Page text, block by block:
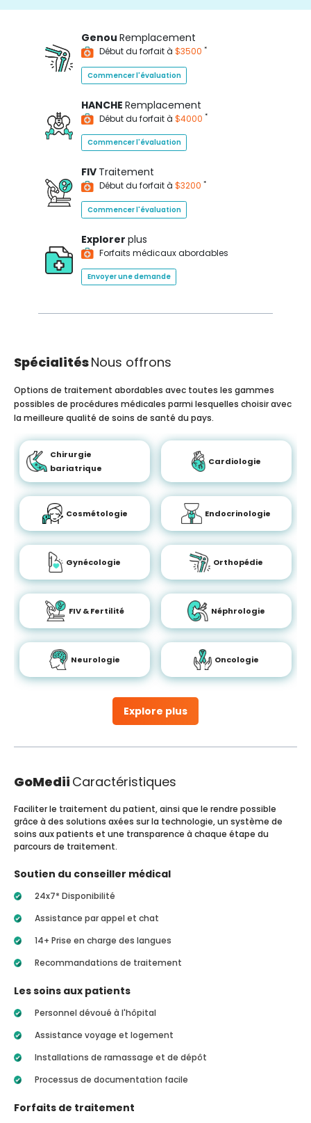
Genou Remplacement
Début du forfait à $3500 *
Commencer l'évaluation
HANCHE Remplacement
Début du forfait à $4000 *
Commencer l'évaluation
FIV Traitement
Début du forfait à $3200 *
Commencer l'évaluation
Explorer plus
Forfaits médicaux abordables
Envoyer une demande
SpécialitésNous offrons
Explore plus
Options de traitement abordables avec toutes les gammes
possibles de procédures médicales parmi lesquelles choisir avec
la meilleure qualité de soins de santé du pays.
Chirurgie
bariatrique
Cardiologie
Cosmétologie Endocrinologie
Gynécologie Orthopédie
FIV & Fertilité Néphrologie
Neurologie Oncologie
GoMedii Caractéristiques
Faciliter le traitement du patient, ainsi que le rendre possible
grâce à des solutions axées sur la technologie, un système de
soins aux patients et une transparence à chaque étape du
parcours de traitement.
Soutien du conseiller médical
24x7* Disponibilité
Assistance par appel et chat
14+ Prise en charge des langues
Recommandations de traitement
Les soins aux patients
Personnel dévoué à l'hôpital
Assistance voyage et logement
Installations de ramassage et de dépôt
Processus de documentation facile
Forfaits de traitement